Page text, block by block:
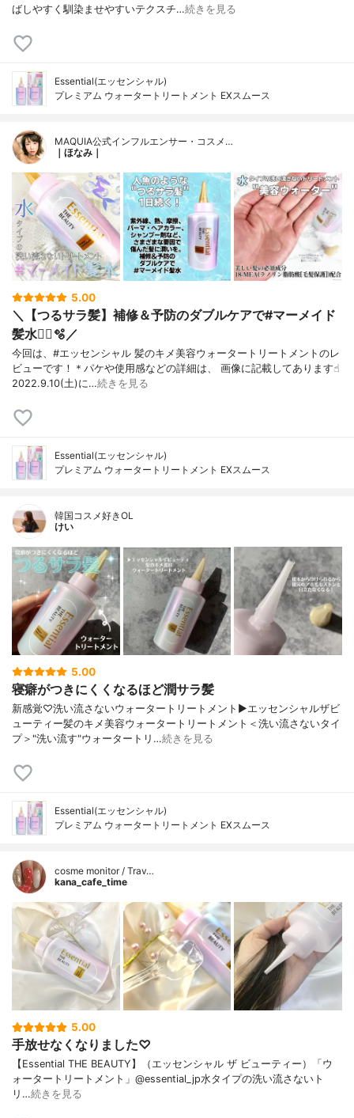
ばしやすく馴染ませやすいテクスチ…続きを見る
Essential(エッセンシャル)
プレミアム ウォータートリートメント EXスムース
MAQUIA公式インフルエンサー・コスメ…
｜ほなみ｜
5.00
＼【つるサラ髪】補修＆予防のダブルケアで#マーメイド
髪水🧜‍♀️🫧／
今回は、#エッセンシャル 髪のキメ美容ウォータートリートメントのレ
ビューです！＊パケや使用感などの詳細は、 画像に記載してあります☝︎
2022.9.10(土)に…続きを見る
Essential(エッセンシャル)
プレミアム ウォータートリートメント EXスムース
韓国コスメ好きOL
けい
5.00
寝癖がつきにくくなるほど潤サラ髪
新感覚♡洗い流さないウォータートリートメント▶︎エッセンシャルザビ
ューティー髪のキメ美容ウォータートリートメント＜洗い流さないタイ
プ＞"洗い流す"ウォータートリ…続きを見る
Essential(エッセンシャル)
プレミアム ウォータートリートメント EXスムース
cosme monitor / Trav…
kana_cafe_time
5.00
手放せなくなりました♡
【Essential THE BEAUTY】（エッセンシャル ザ ビューティー）「ウ
ォータートリートメント」@essential_jp水タイプの洗い流さないト
リ…続きを見る